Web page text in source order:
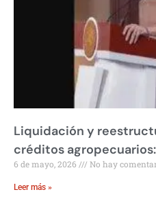
Liquidación y
créditos
6 de mayo, 2026 No hay
Leer más »